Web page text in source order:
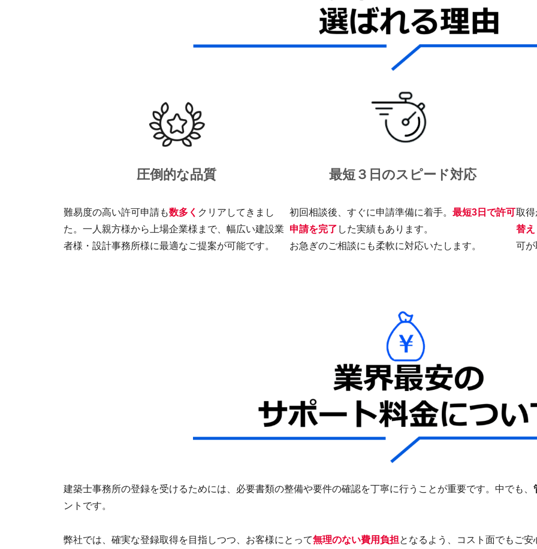
圧倒的な品質
難易度の高い許可申請も数多く クリアしてきまし
た。一人親方様から上場企業様まで、幅広い建設業
者様・設計事務所様に最適なご提案が可能です。
最短３日のスピード対応
初回相談後、すぐに申請準備に着手。最短3日で許可
申請を完了 した実績もあります。
お急ぎのご相談にも柔軟に対応いたします。
取
替
可
建築士事務所の登録を受けるためには、必要書類の整備や要件の確認を丁寧に行うことが重要です。中でも、
ントです。
弊社では、確実な登録取得を目指しつつ、お客様にとって無理のない費用負担となるよう、コスト面でもご